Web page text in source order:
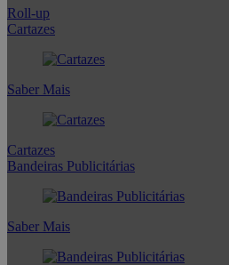
Roll-up
Cartazes
Saber Mais
Cartazes
Bandeiras Publicitárias
Saber Mais